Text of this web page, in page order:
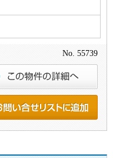
No. 55739